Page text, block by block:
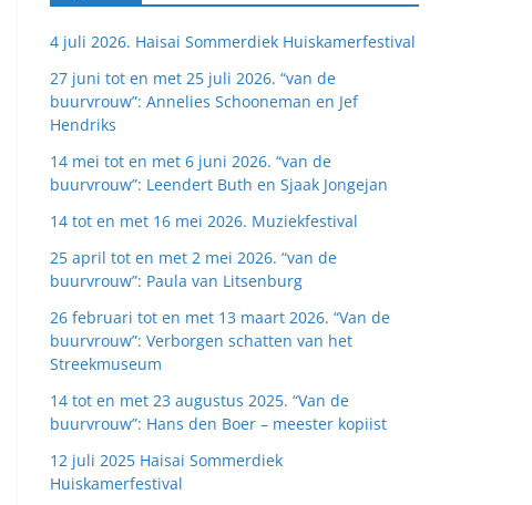
4 juli 2026. Haisai Sommerdiek Huiskamerfestival
27 juni tot en met 25 juli 2026. “van de
buurvrouw”: Annelies Schooneman en Jef
Hendriks
14 mei tot en met 6 juni 2026. “van de
buurvrouw”: Leendert Buth en Sjaak Jongejan
14 tot en met 16 mei 2026. Muziekfestival
25 april tot en met 2 mei 2026. “van de
buurvrouw”: Paula van Litsenburg
26 februari tot en met 13 maart 2026. “Van de
buurvrouw”: Verborgen schatten van het
Streekmuseum
14 tot en met 23 augustus 2025. “Van de
buurvrouw”: Hans den Boer – meester kopiist
12 juli 2025 Haisai Sommerdiek
Huiskamerfestival